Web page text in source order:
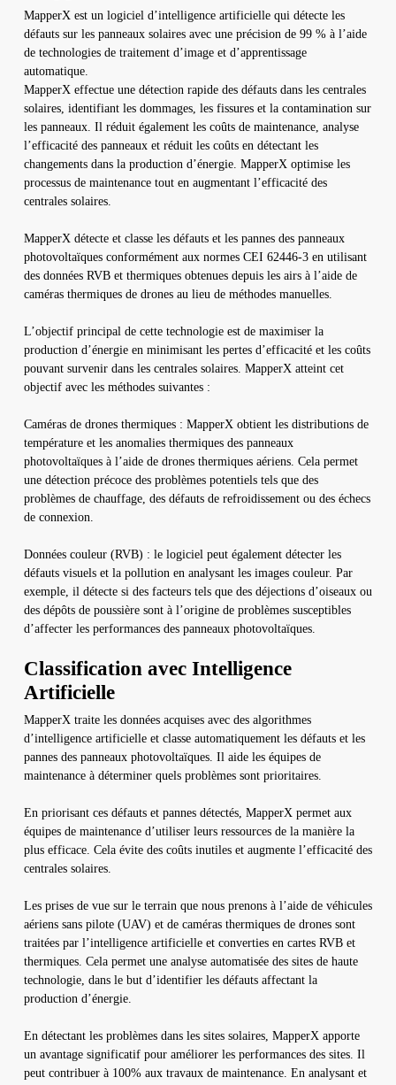
MapperX est un logiciel d’intelligence artificielle qui détecte les
défauts sur les panneaux solaires avec une précision de 99 % à l’aide
de technologies de traitement d’image et d’apprentissage
automatique.
MapperX effectue une détection rapide des défauts dans les centrales
solaires, identifiant les dommages, les fissures et la contamination sur
les panneaux. Il réduit également les coûts de maintenance, analyse
l’efficacité des panneaux et réduit les coûts en détectant les
changements dans la production d’énergie. MapperX optimise les
processus de maintenance tout en augmentant l’efficacité des
centrales solaires.
MapperX détecte et classe les défauts et les pannes des panneaux
photovoltaïques conformément aux normes CEI 62446-3 en utilisant
des données RVB et thermiques obtenues depuis les airs à l’aide de
caméras thermiques de drones au lieu de méthodes manuelles.
L’objectif principal de cette technologie est de maximiser la
production d’énergie en minimisant les pertes d’efficacité et les coûts
pouvant survenir dans les centrales solaires. MapperX atteint cet
objectif avec les méthodes suivantes :
Caméras de drones thermiques : MapperX obtient les distributions de
température et les anomalies thermiques des panneaux
photovoltaïques à l’aide de drones thermiques aériens. Cela permet
une détection précoce des problèmes potentiels tels que des
problèmes de chauffage, des défauts de refroidissement ou des échecs
de connexion.
Données couleur (RVB) : le logiciel peut également détecter les
défauts visuels et la pollution en analysant les images couleur. Par
exemple, il détecte si des facteurs tels que des déjections d’oiseaux ou
des dépôts de poussière sont à l’origine de problèmes susceptibles
d’affecter les performances des panneaux photovoltaïques.
Classification avec Intelligence
Artificielle
MapperX traite les données acquises avec des algorithmes
d’intelligence artificielle et classe automatiquement les défauts et les
pannes des panneaux photovoltaïques. Il aide les équipes de
maintenance à déterminer quels problèmes sont prioritaires.
En priorisant ces défauts et pannes détectés, MapperX permet aux
équipes de maintenance d’utiliser leurs ressources de la manière la
plus efficace. Cela évite des coûts inutiles et augmente l’efficacité des
centrales solaires.
Les prises de vue sur le terrain que nous prenons à l’aide de véhicules
aériens sans pilote (UAV) et de caméras thermiques de drones sont
traitées par l’intelligence artificielle et converties en cartes RVB et
thermiques. Cela permet une analyse automatisée des sites de haute
technologie, dans le but d’identifier les défauts affectant la
production d’énergie.
En détectant les problèmes dans les sites solaires, MapperX apporte
un avantage significatif pour améliorer les performances des sites. Il
peut contribuer à 100% aux travaux de maintenance. En analysant et